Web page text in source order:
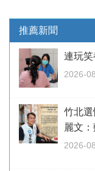
推薦新聞
連玩
2026-
竹北
麗文
2026-